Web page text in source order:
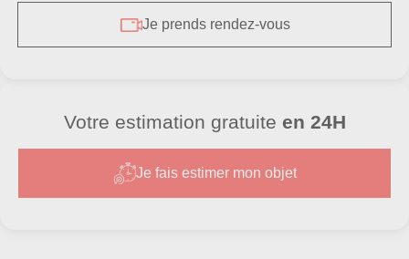
Je prends rendez-vous
Votre estimation gratuite en 24H
Je fais estimer mon objet